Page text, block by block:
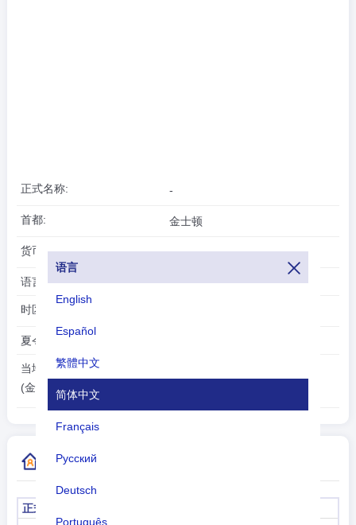
语言
English
Español
繁體中文
简体中文
Français
Русский
Deutsch
Português
正式名称: -
首都: 金士顿
货币: 澳元(AUD)
语言:
时区:
夏令时:
当地时间:
(金士顿)
更多国家代码信息
正式名称